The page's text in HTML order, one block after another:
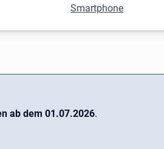
Smartphone
ab dem 01.07.2026.